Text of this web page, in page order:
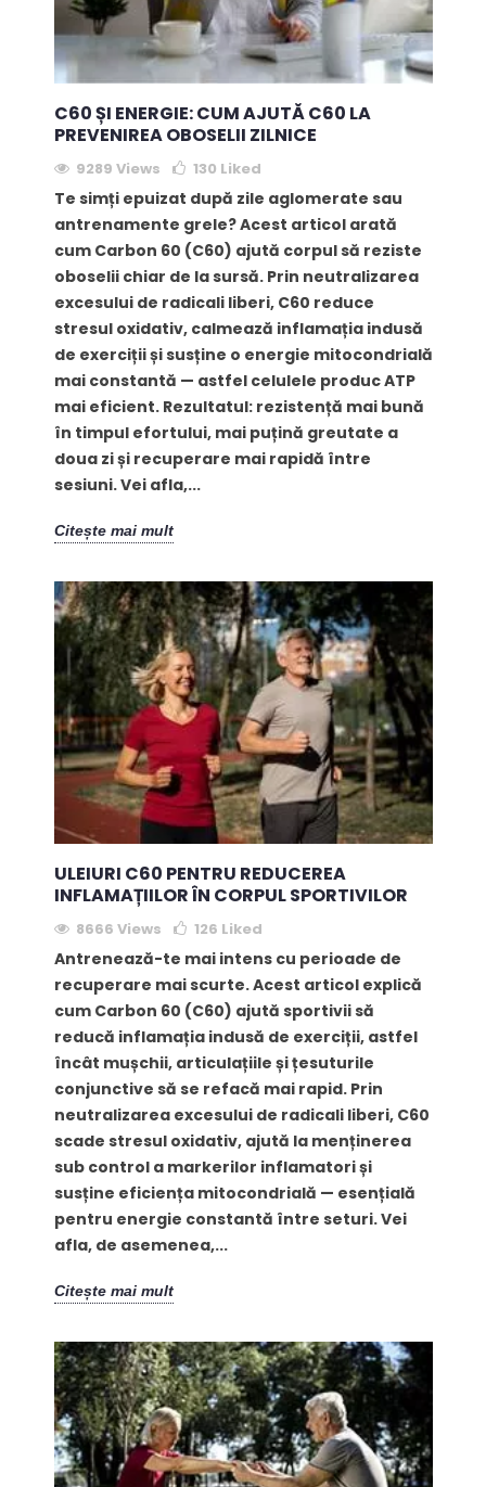
C60 ȘI ENERGIE: CUM AJUTĂ C60 LA
PREVENIREA OBOSELII ZILNICE
9289 Views 130 Liked
Te simți epuizat după zile aglomerate sau
antrenamente grele? Acest articol arată
cum Carbon 60 (C60) ajută corpul să reziste
oboselii chiar de la sursă. Prin neutralizarea
excesului de radicali liberi, C60 reduce
stresul oxidativ, calmează inflamația indusă
de exerciții și susține o energie mitocondrială
mai constantă — astfel celulele produc ATP
mai eficient. Rezultatul: rezistență mai bună
în timpul efortului, mai puțină greutate a
doua zi și recuperare mai rapidă între
sesiuni. Vei afla,...
Citește mai mult
ULEIURI C60 PENTRU REDUCEREA
INFLAMAȚIILOR ÎN CORPUL SPORTIVILOR
8666 Views 126 Liked
Antrenează-te mai intens cu perioade de
recuperare mai scurte. Acest articol explică
cum Carbon 60 (C60) ajută sportivii să
reducă inflamația indusă de exerciții, astfel
încât mușchii, articulațiile și țesuturile
conjunctive să se refacă mai rapid. Prin
neutralizarea excesului de radicali liberi, C60
scade stresul oxidativ, ajută la menținerea
sub control a markerilor inflamatori și
susține eficiența mitocondrială — esențială
pentru energie constantă între seturi. Vei
afla, de asemenea,...
Citește mai mult